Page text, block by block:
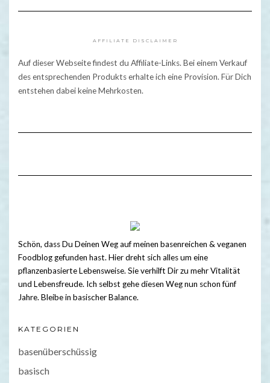
AFFILIATE DISCLAIMER
Auf dieser Webseite findest du Affiliate-Links. Bei einem Verkauf
des entsprechenden Produkts erhalte ich eine Provision. Für Dich
entstehen dabei keine Mehrkosten.
Schön, dass Du Deinen Weg auf meinen basenreichen & veganen
Foodblog gefunden hast. Hier dreht sich alles um eine
pflanzenbasierte Lebensweise. Sie verhilft Dir zu mehr Vitalität
und Lebensfreude. Ich selbst gehe diesen Weg nun schon fünf
Jahre. Bleibe in basischer Balance.
KATEGORIEN
basenüberschüssig
basisch